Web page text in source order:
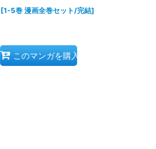
[1-5巻 漫画全巻セット/完結]
このマンガを購入